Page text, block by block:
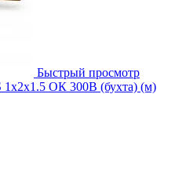
Быстрый просмотр
ОК 300В (бухта) (м)